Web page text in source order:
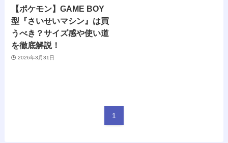
【ポケモン】GAME BOY
型『さいせいマシン』は買
うべき？サイズ感や使い道
を徹底解説！
2026年3月31日
1